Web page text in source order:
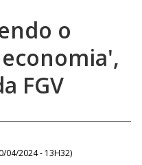
o
FGV
04/2024 - 13H32)